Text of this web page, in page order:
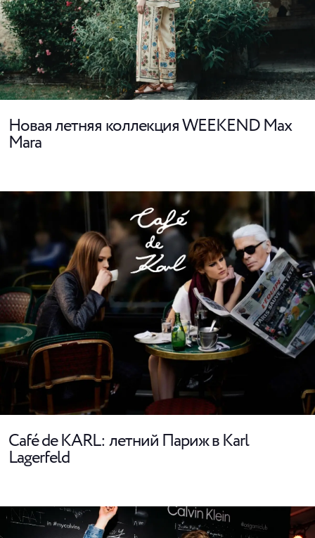
Новая летняя коллекция WEEKEND Max
Mara
Café de KARL: летний Париж в Karl
Lagerfeld